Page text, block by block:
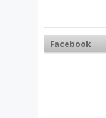
Facebook